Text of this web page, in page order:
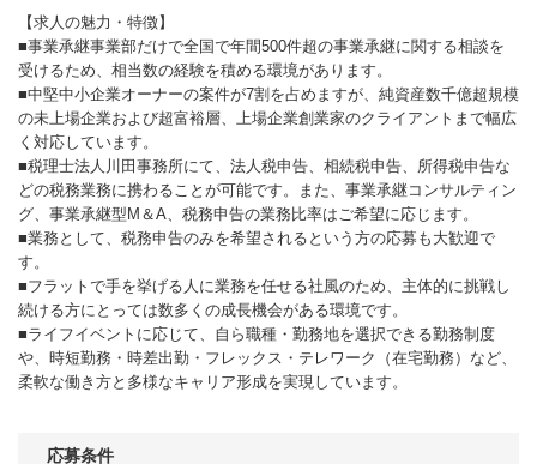
【求人の魅力・特徴】
■事業承継事業部だけで全国で年間500件超の事業承継に関する相談を
受けるため、相当数の経験を積める環境があります。
■中堅中小企業オーナーの案件が7割を占めますが、純資産数千億超規模
の未上場企業および超富裕層、上場企業創業家のクライアントまで幅広
く対応しています。
■税理士法人川田事務所にて、法人税申告、相続税申告、所得税申告な
どの税務業務に携わることが可能です。また、事業承継コンサルティン
グ、事業承継型M＆A、税務申告の業務比率はご希望に応じます。
■業務として、税務申告のみを希望されるという方の応募も大歓迎で
す。
■フラットで手を挙げる人に業務を任せる社風のため、主体的に挑戦し
続ける方にとっては数多くの成長機会がある環境です。
■ライフイベントに応じて、自ら職種・勤務地を選択できる勤務制度
や、時短勤務・時差出勤・フレックス・テレワーク（在宅勤務）など、
柔軟な働き方と多様なキャリア形成を実現しています。
応募条件